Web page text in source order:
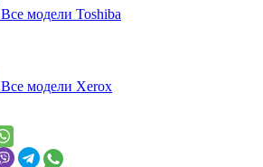
Все модели Toshiba
Все модели Xerox